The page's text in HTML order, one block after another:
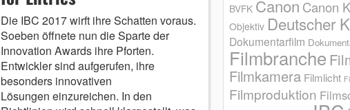
Die IBC 2017 wirft ihre Schatten voraus.
Soeben öffnete nun die Sparte der
Innovation Awards ihre Pforten.
Entwickler sind aufgerufen, ihre
besonders innovativen
Lösungen einzureichen. In den
BVFK Canon Canon
Objektiv Deutscher
Dokumentarfilm
Filmbranche
Filmkamera Filmlicht
Filmproduktion